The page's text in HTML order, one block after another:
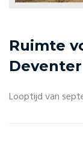
Ruimte
Deventer
Looptijd van